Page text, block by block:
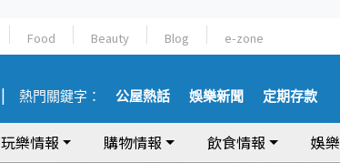
Food Beauty Blog e-zone
熱門關鍵字： 公屋熱話 娛樂新聞 定期存款
玩樂情報 購物情報 飲食情報 娛樂